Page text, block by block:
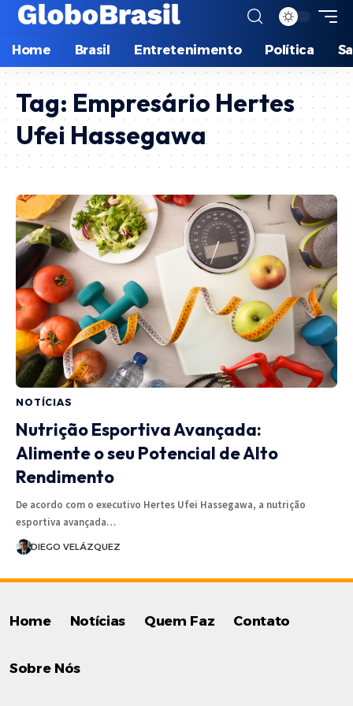
Home Brasil Entretenimento Política
Tag: Empresário Hertes
Ufei Hassegawa
NOTÍCIAS
Nutrição Esportiva Avançada:
Alimente o seu Potencial de Alto
Rendimento
De acordo com o executivo Hertes Ufei Hassegawa, a nutrição
esportiva avançada…
DIEGO VELÁZQUEZ
Home Notícias Quem Faz Contato
Sobre Nós